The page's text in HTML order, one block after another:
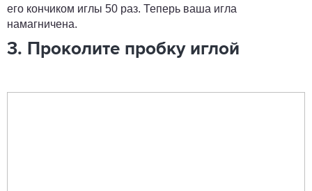
его кончиком иглы 50 раз. Теперь ваша игла
намагничена.
3. Проколите пробку иглой